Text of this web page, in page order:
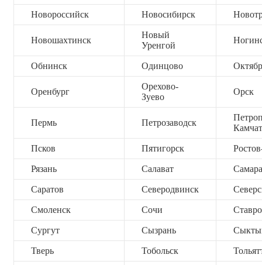
Новороссийск Новосибирск
Новошахтинск
Новый
Уренгой
Обнинск Одинцово
Оренбург
Орехово-
Зуево
Орск
Пермь Петрозаводск
Псков Пятигорск
Рязань Салават Самара
Саратов Северодвинск
Смоленск Сочи
Сургут Сызрань
Тверь Тобольск